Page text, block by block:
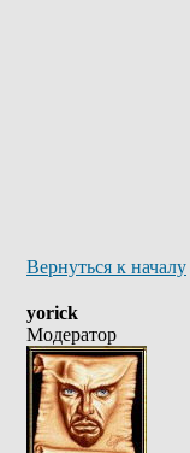
Вернуться к началу
yorick
Модератор